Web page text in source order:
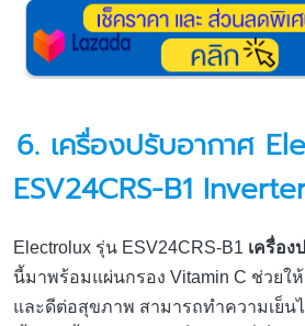
6. เครื่องปรับอากาศ
ESV24CRS-B1
Electrolux รุ่น ESV24CRS-B1 เครื่อง
นี้มาพร้อมแผ่นกรอง Vitamin C ช่วยใ
และดีต่อสุขภาพ สามารถทำความเย็น